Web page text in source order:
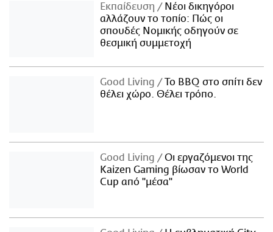
Εκπαίδευση
Νέοι δικηγόροι
αλλάζουν το τοπίο: Πώς οι
σπουδές Νομικής οδηγούν σε
θεσμική συμμετοχή
Good Living
Το BBQ στο σπίτι δεν
θέλει χώρο. Θέλει τρόπο.
Good Living
Οι εργαζόμενοι της
Kaizen Gaming βίωσαν το World
Cup από "μέσα"